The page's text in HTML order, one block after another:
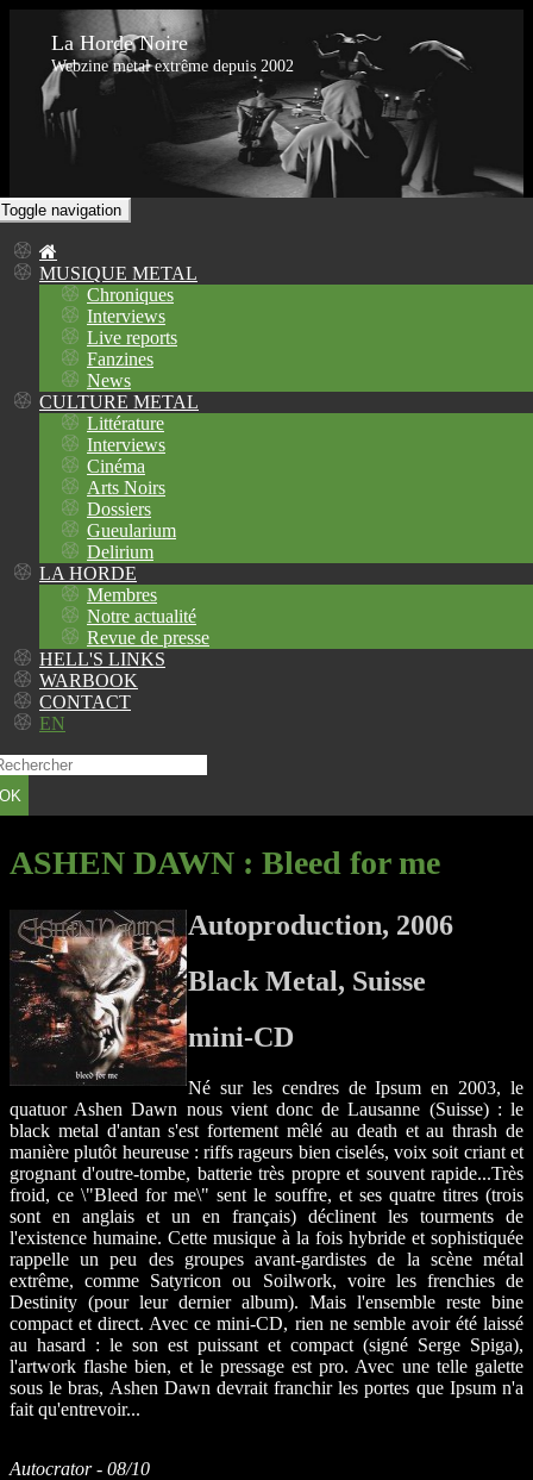
La Horde Noire
Webzine metal extrême depuis 2002
Toggle navigation
MUSIQUE METAL
Chroniques
Interviews
Live reports
Fanzines
News
CULTURE METAL
Littérature
Interviews
Cinéma
Arts Noirs
Dossiers
Gueularium
Delirium
LA HORDE
Membres
Notre actualité
Revue de presse
HELL'S LINKS
WARBOOK
CONTACT
EN
OK
ASHEN DAWN : Bleed for me
Autoproduction, 2006
Black Metal, Suisse
mini-CD
Né sur les cendres de Ipsum en 2003, le
quatuor Ashen Dawn nous vient donc de Lausanne (Suisse) : le
black metal d'antan s'est fortement mêlé au death et au thrash de
manière plutôt heureuse : riffs rageurs bien ciselés, voix soit criant et
grognant d'outre-tombe, batterie très propre et souvent rapide...Très
froid, ce \"Bleed for me\" sent le souffre, et ses quatre titres (trois
sont en anglais et un en français) déclinent les tourments de
l'existence humaine. Cette musique à la fois hybride et sophistiquée
rappelle un peu des groupes avant-gardistes de la scène métal
extrême, comme Satyricon ou Soilwork, voire les frenchies de
Destinity (pour leur dernier album). Mais l'ensemble reste bine
compact et direct. Avec ce mini-CD, rien ne semble avoir été laissé
au hasard : le son est puissant et compact (signé Serge Spiga),
l'artwork flashe bien, et le pressage est pro. Avec une telle galette
sous le bras, Ashen Dawn devrait franchir les portes que Ipsum n'a
fait qu'entrevoir...
Autocrator - 08/10